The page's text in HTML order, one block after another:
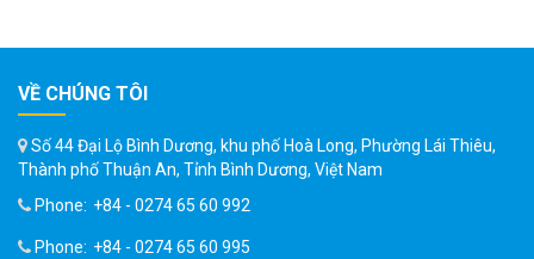
VỀ CHÚNG TÔI
Số 44 Đại Lộ Bình Dương, khu phố Hoà Long, Phường Lái Thiêu,
Thành phố Thuận An, Tỉnh Bình Dương, Việt Nam
Phone: +84 - 0274 65 60 992
Phone: +84 - 0274 65 60 995